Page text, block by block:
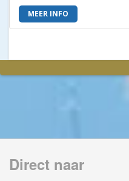
MEER INFO
Direct naar